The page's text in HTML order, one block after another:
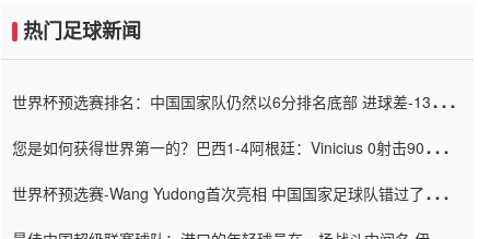
热门足球新闻
世界杯预选赛排名：中国国家队仍然以6分排名底部 进球差-13令人
您是如何获得世界第一的？巴西1-4阿根廷：Vinicius 0射击90分钟
世界杯预选赛-Wang Yudong首次亮相 中国国家足球队错过了世界